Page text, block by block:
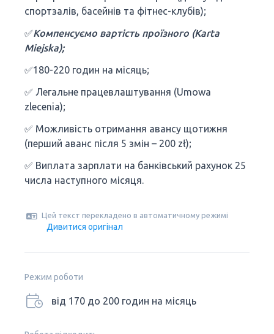
спортзалів, басейнів та фітнес-клубів);
✅Компенсуємо вартість проїзного (Karta
Miejska);
✅180-220 годин на місяць;
✅ Легальне працевлаштування (Umowa
zlecenia);
✅ Можливість отримання авансу щотижня
(перший аванс після 5 змін – 200 zł);
✅ Виплата зарплати на банківський рахунок 25
числа наступного місяця.
Цей текст перекладено в автоматичному режимі
Дивитися оригінал
Режим роботи
від 170 до 200 годин на місяць